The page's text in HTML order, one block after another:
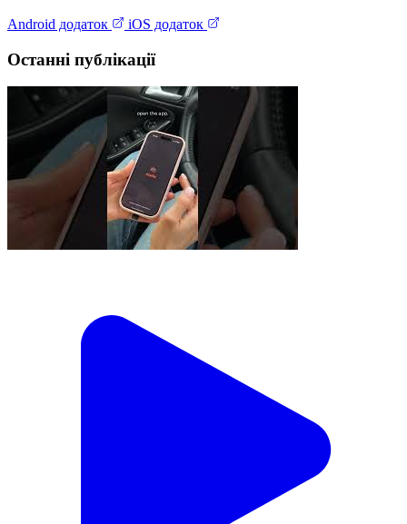
Android додаток iOS додаток
Останні публікації